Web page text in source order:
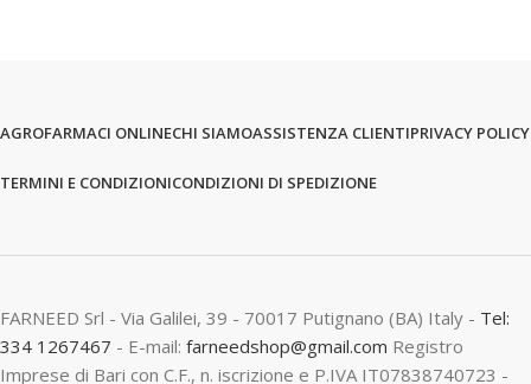
AGROFARMACI ONLINECHI SIAMOASSISTENZA CLIENTIPRIVACY POLICY
TERMINI E CONDIZIONICONDIZIONI DI SPEDIZIONE
FARNEED Srl - Via Galilei, 39 - 70017 Putignano (BA) Italy - Tel:
334 1267467 - E-mail: farneedshop@gmail.com Registro
Imprese di Bari con C.F., n. iscrizione e P.IVA IT07838740723 -